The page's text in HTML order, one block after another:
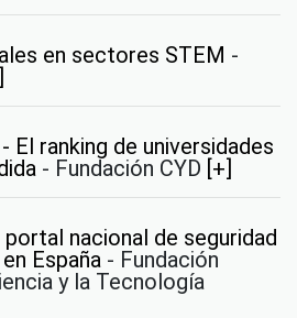
en sectores STEM -
El ranking de universidades
- Fundación CYD [+]
portal nacional de seguridad
España - Fundación
y la Tecnología